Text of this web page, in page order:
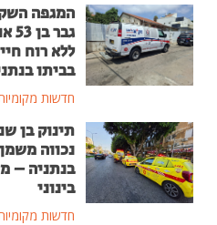
המגפה
גבר
ללא רוח
בביתו
חדשות
תינוק בן
נכווה
בנתניה –
בינוני
חדשות